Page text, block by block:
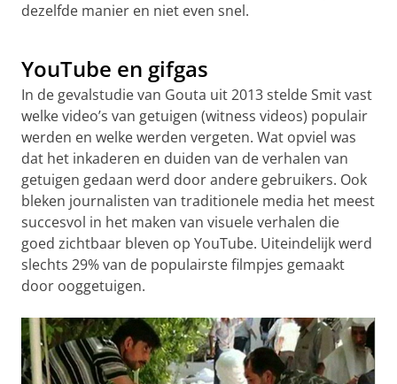
dezelfde manier en niet even snel.
YouTube en gifgas
In de gevalstudie van Gouta uit 2013 stelde Smit vast
welke video’s van getuigen (witness videos) populair
werden en welke werden vergeten. Wat opviel was
dat het inkaderen en duiden van de verhalen van
getuigen gedaan werd door andere gebruikers. Ook
bleken journalisten van traditionele media het meest
succesvol in het maken van visuele verhalen die
goed zichtbaar bleven op YouTube. Uiteindelijk werd
slechts 29% van de populairste filmpjes gemaakt
door ooggetuigen.